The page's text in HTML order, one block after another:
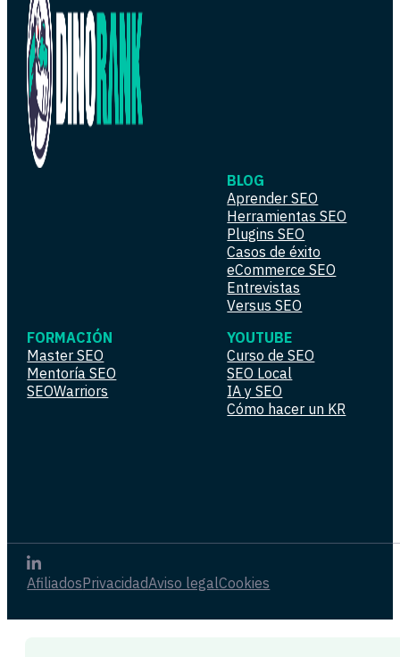
BLOG
Aprender SEO
Herramientas SEO
Plugins SEO
Casos de éxito
eCommerce SEO
Entrevistas
Versus SEO
FORMACIÓN
Master SEO
Mentoría SEO
SEOWarriors
YOUTUBE
Curso de SEO
SEO Local
IA y SEO
Cómo hacer un KR
AfiliadosPrivacidadAviso legalCookies